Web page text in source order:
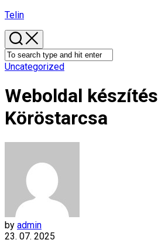
Skip
content
Telin
Uncategorized
Weboldal készítés​
Köröstarcsa
by admin
23. 07. 2025